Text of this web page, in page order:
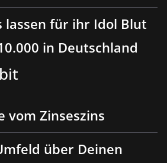
lassen für ihr Idol Blut
in Deutschland
vom Zinseszins
über Deinen